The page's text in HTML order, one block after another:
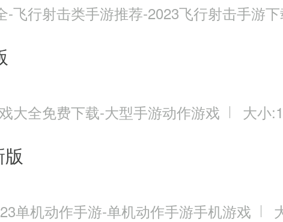
-飞行射击类手游推荐-2023飞行射击手游
大全免费下载-大型手游动作游戏 大小
单机动作手游-单机动作手游手机游戏